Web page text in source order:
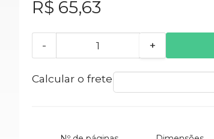
R$ 65,63
- +
Calcular o frete